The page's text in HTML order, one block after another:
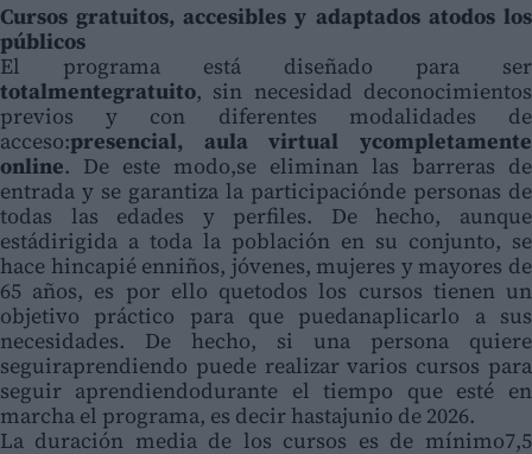
Cursos gratuitos, accesibles y adaptados atodos los
públicos
El programa está diseñado para ser
totalmentegratuito, sin necesidad deconocimientos
previos y con diferentes modalidades de
acceso:presencial, aula virtual ycompletamente
online. De este modo,se eliminan las barreras de
entrada y se garantiza la participaciónde personas de
todas las edades y perfiles. De hecho, aunque
estádirigida a toda la población en su conjunto, se
hace hincapié enniños, jóvenes, mujeres y mayores de
65 años, es por ello quetodos los cursos tienen un
objetivo práctico para que puedanaplicarlo a sus
necesidades. De hecho, si una persona quiere
seguiraprendiendo puede realizar varios cursos para
seguir aprendiendodurante el tiempo que esté en
marcha el programa, es decir hastajunio de 2026.
La duración media de los cursos es de mínimo7,5